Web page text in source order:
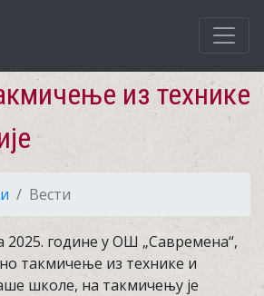
из технике
Вести
2025. године у ОШ „Савремена“,
такмичење из технике и
школе, на такмичењу је